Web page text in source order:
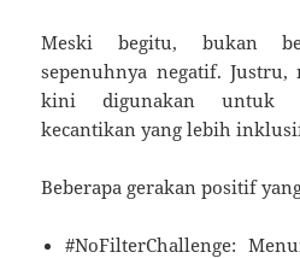
Meski begitu, bukan
sepenuhnya negatif. Justru,
kini digunakan untuk
kecantikan yang lebih
Beberapa gerakan positif
#NoFilterChallenge: